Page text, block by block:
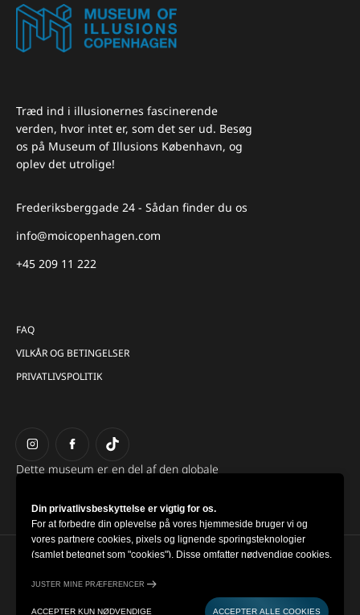
Træd ind i illusionernes fascinerende
verden, hvor intet er, som det ser ud. Besøg
os på Museum of Illusions København, og
oplev det utrolige!
Frederiksberggade 24 - Sådan finder du os
info@moicopenhagen.com
+45 209 11 222
FAQ
VILKÅR OG BETINGELSER
PRIVATLIVSPOLITIK
Dette museum er en del af den globale
Copyright © 2022-2026 Museum of Illusions | All Rights
Cookie Settings
Din privatlivsbeskyttelse er vigtig for os.
For at forbedre din oplevelse på vores hjemmeside bruger vi og
vores partnere cookies, pixels og lignende sporingsteknologier
(samlet betegnet som "cookies"). Disse omfatter nødvendige cookies,
indsamler oplysninger om din brug (såsom klik, markørbevægelser
og skærmoptagelser) med henblik på at tilpasse din oplevelse,
ACCEPTER ALLE COOKIES
ACCEPTER KUN NØDVENDIGE
JUSTER MINE PRÆFERENCER